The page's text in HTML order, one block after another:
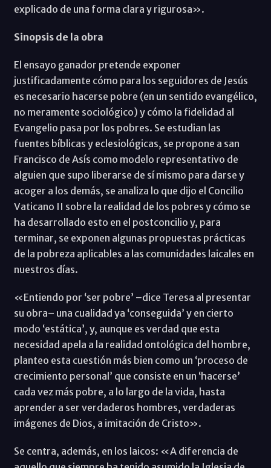
explicado de una forma clara y rigurosa».
Sinopsis de la obra
El ensayo ganador pretende exponer
justificadamente cómo para los seguidores de Jesús
es necesario hacerse pobre (en un sentido evangélico,
no meramente sociológico) y cómo la fidelidad al
Evangelio pasa por los pobres. Se estudian las
fuentes bíblicas y eclesiológicas, se propone a san
Francisco de Asís como modelo representativo de
alguien que supo liberarse de sí mismo para darse y
acoger a los demás, se analiza lo que dijo el Concilio
Vaticano II sobre la realidad de los pobres y cómo se
ha desarrollado esto en el postconcilio y, para
terminar, se exponen algunas propuestas prácticas
de la pobreza aplicables a las comunidades laicales en
nuestros días.
«Entiendo por ‘ser pobre’ –dice Teresa al presentar
su obra– una cualidad ya ‘conseguida’ y en cierto
modo ‘estática’, y, aunque es verdad que esta
necesidad apela a la realidad ontológica del hombre,
planteo esta cuestión más bien como un ‘proceso de
crecimiento personal’ que consiste en un ‘hacerse’
cada vez más pobre, a lo largo de la vida, hasta
aprender a ser verdaderos hombres, verdaderas
imágenes de Dios, a imitación de Cristo».
Se centra, además, en los laicos: «A diferencia de